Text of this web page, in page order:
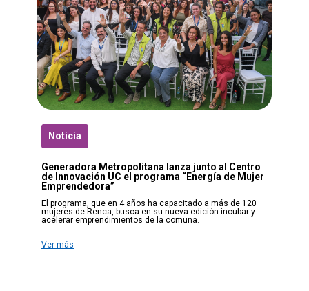
Noticia
Generadora Metropolitana lanza junto al Centro
de Innovación UC el programa “Energía de Mujer
Emprendedora”
El programa, que en 4 años ha capacitado a más de 120
mujeres de Renca, busca en su nueva edición incubar y
acelerar emprendimientos de la comuna.
Ver más